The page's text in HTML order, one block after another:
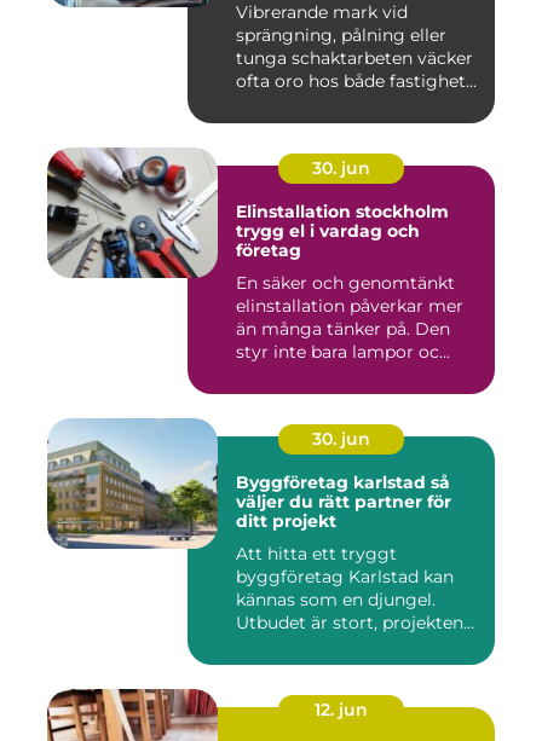
Vibrerande mark vid
sprängning, pålning eller
tunga schaktarbeten väcker
ofta oro hos både fastighet...
30. jun
Elinstallation stockholm
trygg el i vardag och
företag
En säker och genomtänkt
elinstallation påverkar mer
än många tänker på. Den
styr inte bara lampor oc...
30. jun
Byggföretag karlstad så
väljer du rätt partner för
ditt projekt
Att hitta ett tryggt
byggföretag Karlstad kan
kännas som en djungel.
Utbudet är stort, projekten
12. jun